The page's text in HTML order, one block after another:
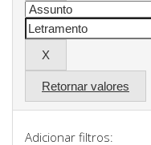
Retornar valores
Adicionar filtros: